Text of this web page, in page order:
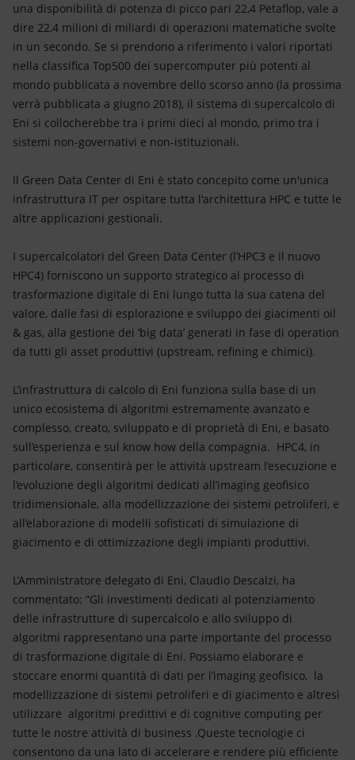
una disponibilità di potenza di picco pari 22,4 Petaflop, vale a
dire 22,4 milioni di miliardi di operazioni matematiche svolte
in un secondo. Se si prendono a riferimento i valori riportati
nella classifica Top500 dei supercomputer più potenti al
mondo pubblicata a novembre dello scorso anno (la prossima
verrà pubblicata a giugno 2018), il sistema di supercalcolo di
Eni si collocherebbe tra i primi dieci al mondo, primo tra i
sistemi non-governativi e non-istituzionali.
Il Green Data Center di Eni è stato concepito come un'unica
infrastruttura IT per ospitare tutta l'architettura HPC e tutte le
altre applicazioni gestionali.
I supercalcolatori del Green Data Center (l’HPC3 e il nuovo
HPC4) forniscono un supporto strategico al processo di
trasformazione digitale di Eni lungo tutta la sua catena del
valore, dalle fasi di esplorazione e sviluppo dei giacimenti oil
& gas, alla gestione dei ‘big data’ generati in fase di operation
da tutti gli asset produttivi (upstream, refining e chimici).
L’infrastruttura di calcolo di Eni funziona sulla base di un
unico ecosistema di algoritmi estremamente avanzato e
complesso, creato, sviluppato e di proprietà di Eni, e basato
sull’esperienza e sul know how della compagnia. HPC4, in
particolare, consentirà per le attività upstream l’esecuzione e
l’evoluzione degli algoritmi dedicati all’imaging geofisico
tridimensionale, alla modellizzazione dei sistemi petroliferi, e
all’elaborazione di modelli sofisticati di simulazione di
giacimento e di ottimizzazione degli impianti produttivi.
L’Amministratore delegato di Eni, Claudio Descalzi, ha
commentato: “Gli investimenti dedicati al potenziamento
delle infrastrutture di supercalcolo e allo sviluppo di
algoritmi rappresentano una parte importante del processo
di trasformazione digitale di Eni. Possiamo elaborare e
stoccare enormi quantità di dati per l’imaging geofisico, la
modellizzazione di sistemi petroliferi e di giacimento e altresì
utilizzare algoritmi predittivi e di cognitive computing per
tutte le nostre attività di business .Queste tecnologie ci
consentono da una lato di accelerare e rendere più efficiente